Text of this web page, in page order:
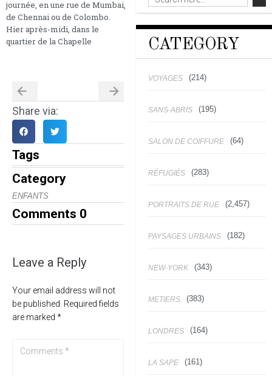
journée, en une rue de Mumbai,
de Chennai ou de Colombo.
Hier après-midi, dans le
quartier de la Chapelle
Share via:
Tags
Category
ENFANTS
Comments 0
Leave a Reply
Your email address will not
be published. Required fields
are marked *
CATEGORY
VOYAGES (214)
SANS-ABRIS (195)
SALON DE COIFFURE (64)
RÉFUGIÉS (283)
PORTRAITS DE RUE (2,457)
PAYSAGES URBAINS (182)
NEW-YORK (343)
METIERS (383)
LONDRES (164)
LA SAPE (161)